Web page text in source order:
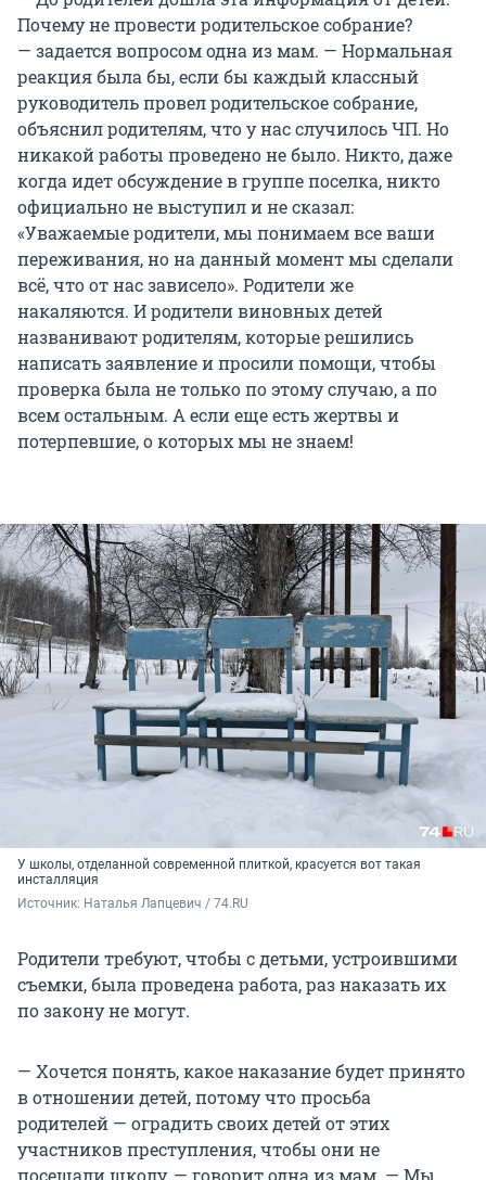
Почему не провести родительское собрание?
— задается вопросом одна из мам. — Нормальная
реакция была бы, если бы каждый классный
руководитель провел родительское собрание,
объяснил родителям, что у нас случилось ЧП. Но
никакой работы проведено не было. Никто, даже
когда идет обсуждение в группе поселка, никто
официально не выступил и не сказал:
«Уважаемые родители, мы понимаем все ваши
переживания, но на данный момент мы сделали
всё, что от нас зависело». Родители же
накаляются. И родители виновных детей
названивают родителям, которые решились
написать заявление и просили помощи, чтобы
проверка была не только по этому случаю, а по
всем остальным. А если еще есть жертвы и
потерпевшие, о которых мы не знаем!
У школы, отделанной современной плиткой, красуется вот такая
инсталляция
Источник: Наталья Лапцевич / 74.RU
Родители требуют, чтобы с детьми, устроившими
съемки, была проведена работа, раз наказать их
по закону не могут.
— Хочется понять, какое наказание будет принято
в отношении детей, потому что просьба
родителей — оградить своих детей от этих
участников преступления, чтобы они не
посещали школу, — говорит одна из мам. — Мы